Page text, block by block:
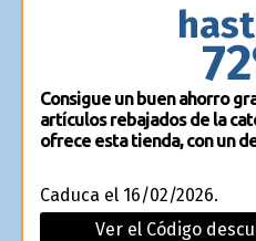
Consigue un buen ahorro
artículos rebajados de la
ofrece esta tienda, con un
Caduca el 16/02/2026.
Ver el Código